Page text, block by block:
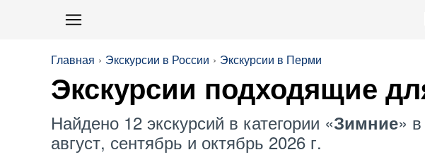
Главная Экскурсии в России Экскурсии в Перми
Экскурсии подходящие
Найдено 12 экскурсий в категории «Зимние»
август, сентябрь и октябрь 2026 г.